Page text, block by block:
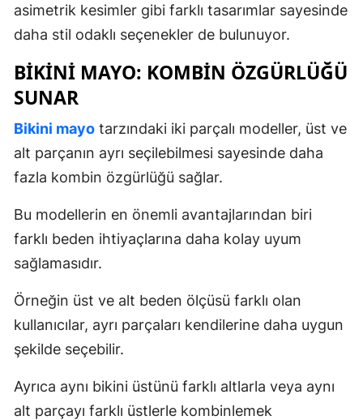
asimetrik kesimler gibi farklı tasarımlar sayesinde
daha stil odaklı seçenekler de bulunuyor.
BIKINI MAYO: KOMBIN ÖZGÜRLÜĞÜ
SUNAR
Bikini mayo tarzındaki iki parçalı modeller, üst ve
alt parçanın ayrı seçilebilmesi sayesinde daha
fazla kombin özgürlüğü sağlar.
Bu modellerin en önemli avantajlarından biri
farklı beden ihtiyaçlarına daha kolay uyum
sağlamasıdır.
Örneğin üst ve alt beden ölçüsü farklı olan
kullanıcılar, ayrı parçaları kendilerine daha uygun
şekilde seçebilir.
Ayrıca aynı bikini üstünü farklı altlarla veya aynı
alt parçayı farklı üstlerle kombinlemek